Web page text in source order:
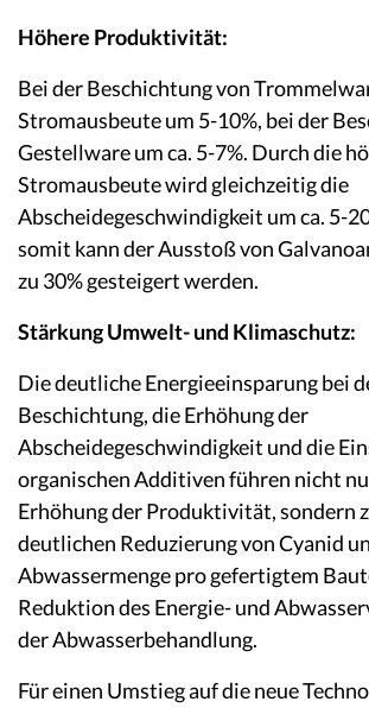
Höhere Produktivität:
Bei der Beschichtung von
Stromausbeute um 5-10%, bei der
Gestellware um ca. 5-7%. Durch die
Stromausbeute wird gleichzeitig die
Abscheidegeschwindigkeit um ca. 5-
somit kann der Ausstoß von
zu 30% gesteigert werden.
Stärkung Umwelt- und Klimaschutz:
Die deutliche Energieeinsparung bei
Beschichtung, die Erhöhung der
Abscheidegeschwindigkeit und die
organischen Additiven führen nicht
Erhöhung der Produktivität, sondern
deutlichen Reduzierung von Cyanid
Abwassermenge pro gefertigtem
Reduktion des Energie- und
der Abwasserbehandlung.
Für einen Umstieg auf die neue